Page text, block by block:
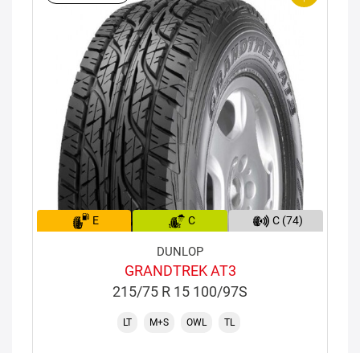
E C C (74)
DUNLOP
GRANDTREK AT3
215/75 R 15 100/97S
LT M+S OWL TL